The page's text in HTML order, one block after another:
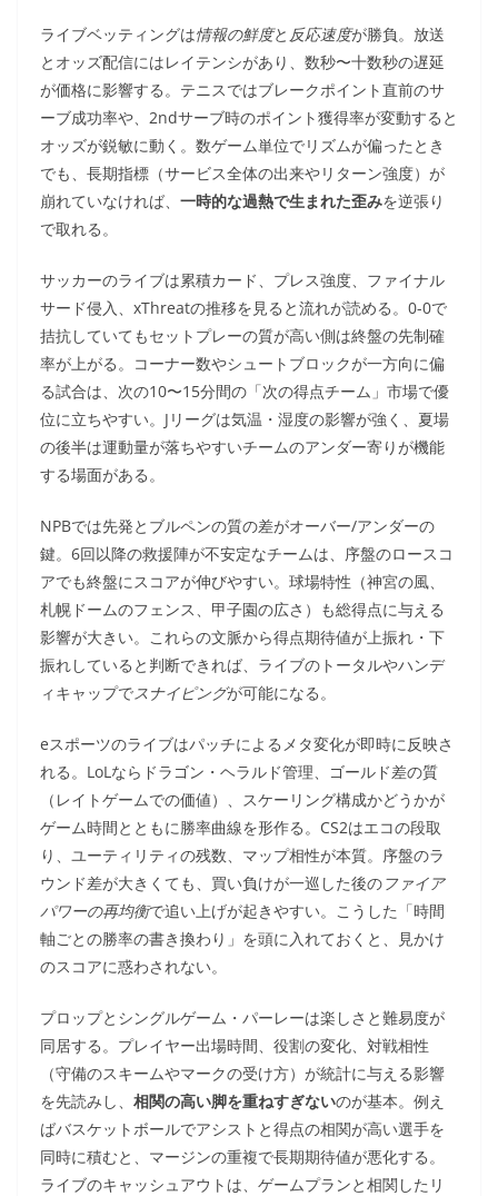
ライブベッティングは情報の鮮度と 反応速度が勝負。放送
とオッズ配信にはレイテンシがあり、数秒〜十数秒の遅延
が価格に影響する。テニスではブレークポイント直前のサ
ーブ成功率や、2ndサーブ時のポイント獲得率が変動すると
オッズが鋭敏に動く。数ゲーム単位でリズムが偏ったとき
でも、長期指標（サービス全体の出来やリターン強度）が
崩れていなければ、 一時的な過熱で生まれた歪みを逆張り
で取れる。
サッカーのライブは累積カード、プレス強度、ファイナル
サード侵入、xThreatの推移を見ると流れが読める。0-0で
拮抗していてもセットプレーの質が高い側は終盤の先制確
率が上がる。コーナー数やシュートブロックが一方向に偏
る試合は、次の10〜15分間の「次の得点チーム」市場で優
位に立ちやすい。Jリーグは気温・湿度の影響が強く、夏場
の後半は運動量が落ちやすいチームのアンダー寄りが機能
する場面がある。
NPBでは先発とブルペンの質の差がオーバー/アンダーの
鍵。6回以降の救援陣が不安定なチームは、序盤のロースコ
アでも終盤にスコアが伸びやすい。球場特性（神宮の風、
札幌ドームのフェンス、甲子園の広さ）も総得点に与える
影響が大きい。これらの文脈から得点期待値が上振れ・下
振れしていると判断できれば、ライブのトータルやハンデ
ィキャップでスナイピングが可能になる。
eスポーツのライブはパッチによるメタ変化が即時に反映さ
れる。LoLならドラゴン・ヘラルド管理、ゴールド差の質
（レイトゲームでの価値）、スケーリング構成かどうかが
ゲーム時間とともに勝率曲線を形作る。CS2はエコの段取
り、ユーティリティの残数、マップ相性が本質。序盤のラ
ウンド差が大きくても、買い負けが一巡した後のファイア
パワーの再均衡で追い上げが起きやすい。こうした「時間
軸ごとの勝率の書き換わり」を頭に入れておくと、見かけ
のスコアに惑わされない。
プロップとシングルゲーム・パーレーは楽しさと難易度が
同居する。プレイヤー出場時間、役割の変化、対戦相性
（守備のスキームやマークの受け方）が統計に与える影響
を先読みし、 相関の高い脚を重ねすぎないのが基本。例え
ばバスケットボールでアシストと得点の相関が高い選手を
同時に積むと、マージンの重複で長期期待値が悪化する。
ライブのキャッシュアウトは、ゲームプランと相関したリ